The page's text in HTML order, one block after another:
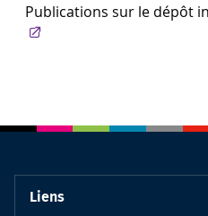
Publications sur le dépôt
Liens